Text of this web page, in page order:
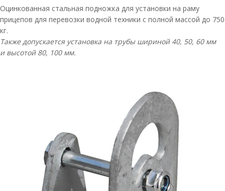
Оцинкованная стальная подножка для установки на раму
прицепов для перевозки водной техники с полной массой до 750
кг.
Также допускается установка на трубы шириной 40, 50, 60 мм
и высотой 80, 100 мм.